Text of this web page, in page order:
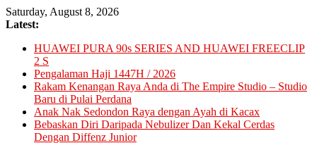
Skip
to
Saturday, August 8, 2026
Latest:
HUAWEI PURA 90s SERIES AND HUAWEI FREECLIP
2 S
Pengalaman Haji 1447H / 2026
Rakam Kenangan Raya Anda di The Empire Studio – Studio
Baru di Pulai Perdana
Anak Nak Sedondon Raya dengan Ayah di Kacax
Bebaskan Diri Daripada Nebulizer Dan Kekal Cerdas
Dengan Diffenz Junior